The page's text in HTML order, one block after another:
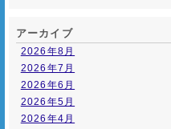
アーカイブ
2026年8月
2026年7月
2026年6月
2026年5月
2026年4月